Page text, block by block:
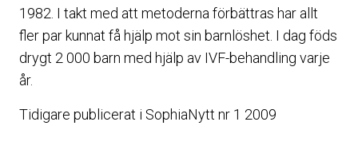
1982. I takt med att metoderna förbättras har allt
fler par kunnat få hjälp mot sin barnlöshet. I dag föds
drygt 2 000 barn med hjälp av IVF-behandling varje
år.
Tidigare publicerat i SophiaNytt nr 1 2009